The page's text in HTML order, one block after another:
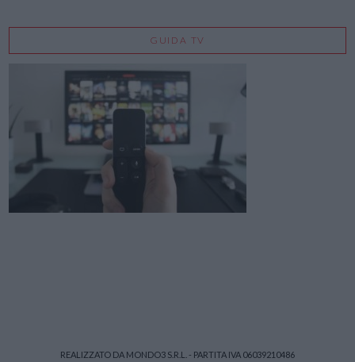
GUIDA TV
REALIZZATO DA MONDO3 S.R.L. - PARTITA IVA 06039210486